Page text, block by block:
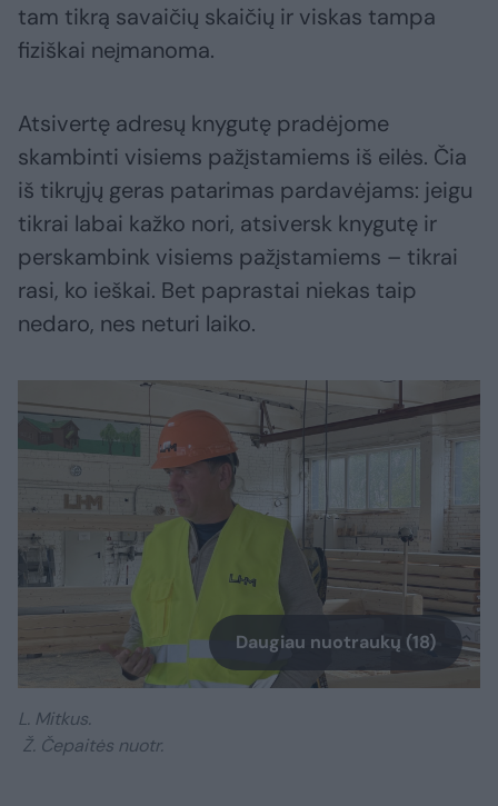
tam tikrą savaičių skaičių ir viskas tampa
fiziškai neįmanoma.
Atsivertę adresų knygutę pradėjome
skambinti visiems pažįstamiems iš eilės. Čia
iš tikrųjų geras patarimas pardavėjams: jeigu
tikrai labai kažko nori, atsiversk knygutę ir
perskambink visiems pažįstamiems – tikrai
rasi, ko ieškai. Bet paprastai niekas taip
nedaro, nes neturi laiko.
Daugiau nuotraukų (18)
L. Mitkus.
Ž. Čepaitės nuotr.